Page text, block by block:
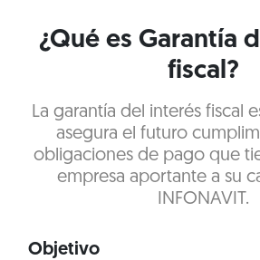
¿Qué es Garantía
fiscal?
La garantía del interés fiscal
asegura el futuro
obligaciones de pago que
empresa aportante a su
INFONAVIT.
Objetivo